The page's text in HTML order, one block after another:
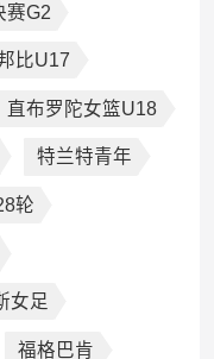
赛G2
比U17
直布罗陀女篮U18
特兰特青年
轮
女足
福格巴肯